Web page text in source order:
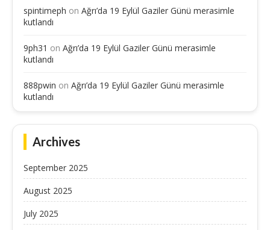
spintimeph on Ağrı’da 19 Eylül Gaziler Günü merasimle
kutlandı
9ph31 on Ağrı’da 19 Eylül Gaziler Günü merasimle
kutlandı
888pwin on Ağrı’da 19 Eylül Gaziler Günü merasimle
kutlandı
Archives
September 2025
August 2025
July 2025